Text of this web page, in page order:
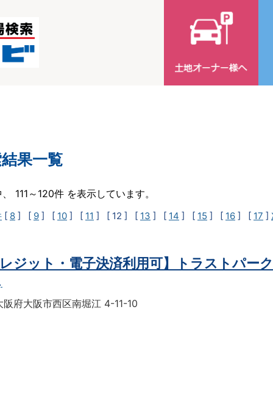
果一覧
111～120件 を表示しています。
[ 8 ] [ 9 ] [ 10 ] [ 11 ] [ 12 ] [ 13 ] [ 14 ] [ 15 ] [ 16 ] [ 17 ]
レジット・電子決済利用可】トラストパー
阪府大阪市西区南堀江 4-11-10